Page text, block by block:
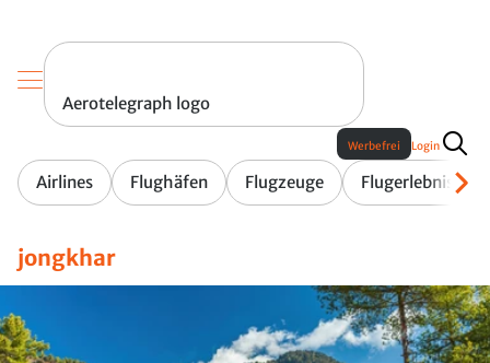
Aerotelegraph logo
Airlines Flughäfen Flugzeuge Flugerlebnis
Werbefrei Login
jongkhar